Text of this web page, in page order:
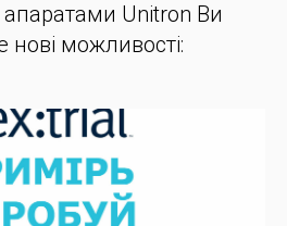
Unitron Ви
нові можливості: